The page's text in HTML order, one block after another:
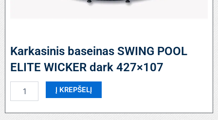
Karkasinis baseinas SWING POOL
ELITE WICKER dark 427×107
kiekis:
baseinas
Į KREPŠELĮ